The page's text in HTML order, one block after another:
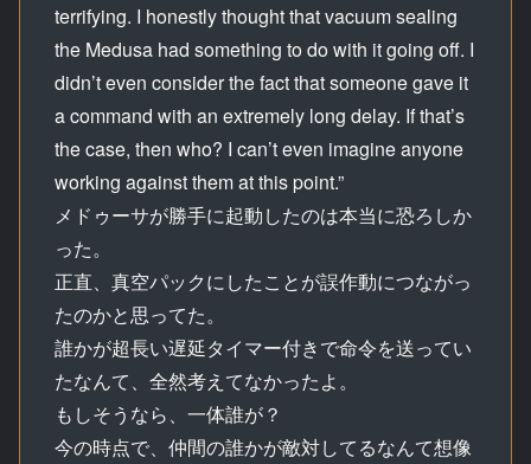
terrifying. I honestly thought that vacuum sealing
the Medusa had something to do with it going off. I
didn’t even consider the fact that someone gave it
a command with an extremely long delay. If that’s
the case, then who? I can’t even imagine anyone
working against them at this point.”
メドゥーサが勝手に起動したのは本当に恐ろしか
った。
正直、真空パックにしたことが誤作動につながっ
たのかと思ってた。
誰かが超長い遅延タイマー付きで命令を送ってい
たなんて、全然考えてなかったよ。
もしそうなら、一体誰が？
今の時点で、仲間の誰かが敵対してるなんて想像